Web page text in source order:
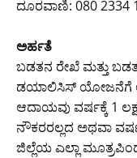
ದೂರವಾಣಿ: 080 2334
ಅರ್ಹತೆ
ಬಡತನ ರೇಖೆ ಮತ್ತು
ಡಯಾಲಿಸಿಸ್ ಯೋಜನೆಗೆ
ಆದಾಯವು ವರ್ಷಕ್ಕೆ 1
ನೌಕರರಲ್ಲದ ಅಥವಾ
ಜಿಲ್ಲೆಯ ಎಲ್ಲಾ